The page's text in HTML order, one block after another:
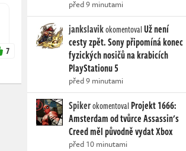
7
před 9 minutami
jankslavikokomentovalUž není
cesty zpět. Sony připomíná konec
fyzických nosičů na krabicích
PlayStationu 5
před 9 minutami
Spikerokomentoval Projekt 1666:
Amsterdam od tvůrce Assassin's
Creed měl původně vydat Xbox
před 10 minutami